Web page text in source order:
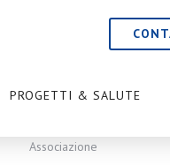
PROGETTI & SALUTE
Associazione